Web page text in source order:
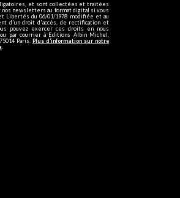
et sont collectées et traitées
newsletters au format digital si vous
Libertés du 06/01/1978 modifiée et au
d'un droit d'accès, de rectification et
pouvez exercer ces droits en nous
ou par courrier à Editions Albin Michel,
Paris. Plus d’information sur notre